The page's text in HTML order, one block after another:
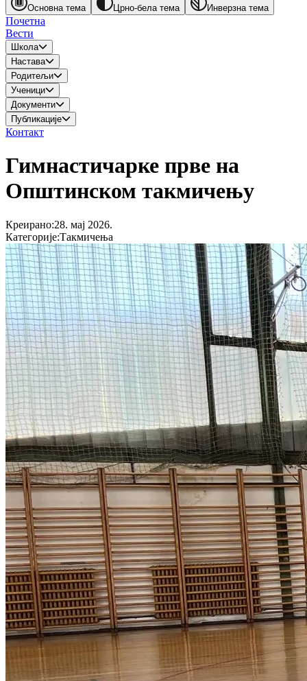
Основна тема Црно-бела тема Инверзна тема
Почетна
Вести
Школа
Настава
Родитељи
Ученици
Документи
Публикације
Контакт
Гимнастичарке прве на
Општинском такмичењу
Креирано:28. мај 2026.
Категорије:Такмичења